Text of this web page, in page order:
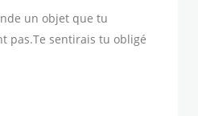
un objet que tu
pas.Te sentirais tu obligé